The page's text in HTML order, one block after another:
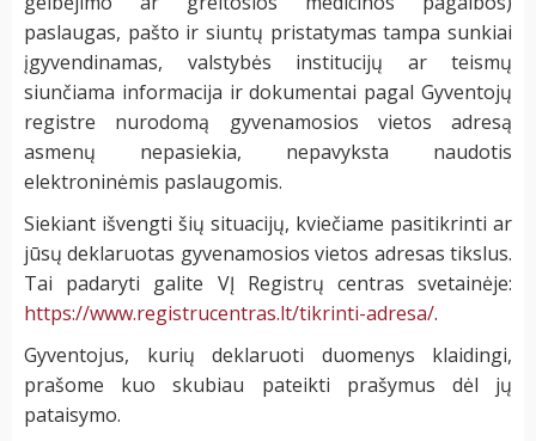
paslaugas, pašto ir siuntų pristatymas tampa sunkiai
įgyvendinamas, valstybės institucijų ar teismų
siunčiama informacija ir dokumentai pagal Gyventojų
registre nurodomą gyvenamosios vietos adresą
asmenų nepasiekia, nepavyksta naudotis
elektroninėmis paslaugomis.
Siekiant išvengti šių situacijų, kviečiame pasitikrinti ar
jūsų deklaruotas gyvenamosios vietos adresas tikslus.
Tai padaryti galite VĮ Registrų centras svetainėje:
https://www.registrucentras.lt/tikrinti-adresa/.
Gyventojus, kurių deklaruoti duomenys klaidingi,
prašome kuo skubiau pateikti prašymus dėl jų
pataisymo.